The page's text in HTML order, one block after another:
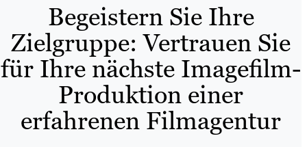
Begeistern Sie Ihre
Zielgruppe: Vertrauen Sie
für Ihre nächste Imagefilm-
Produktion einer
erfahrenen Filmagentur